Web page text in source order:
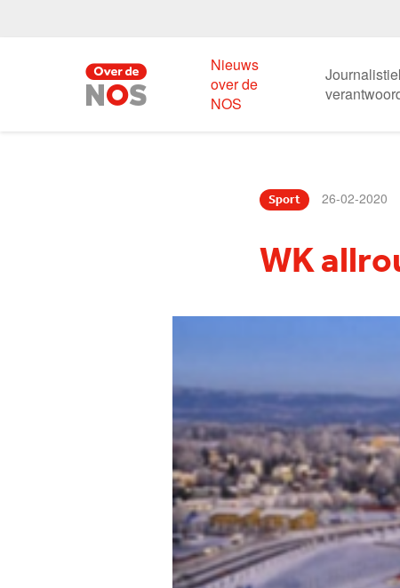
Nieuws
over de
NOS
Sport 26-02-2020
WK